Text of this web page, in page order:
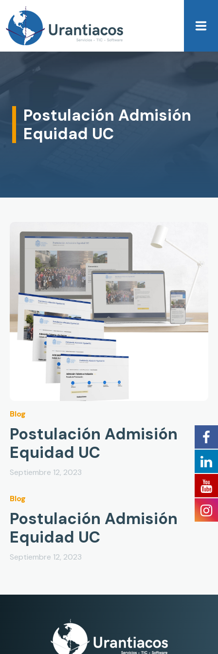
Skip to main content
Postulación Admisión
Equidad UC
Blog
Postulación Admisión
Equidad UC
Septiembre 12, 2023
Blog
Postulación Admisión
Equidad UC
Septiembre 12, 2023